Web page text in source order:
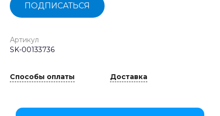
ПОДПИСАТЬСЯ
Артикул
SK-00133736
Способы оплаты Доставка